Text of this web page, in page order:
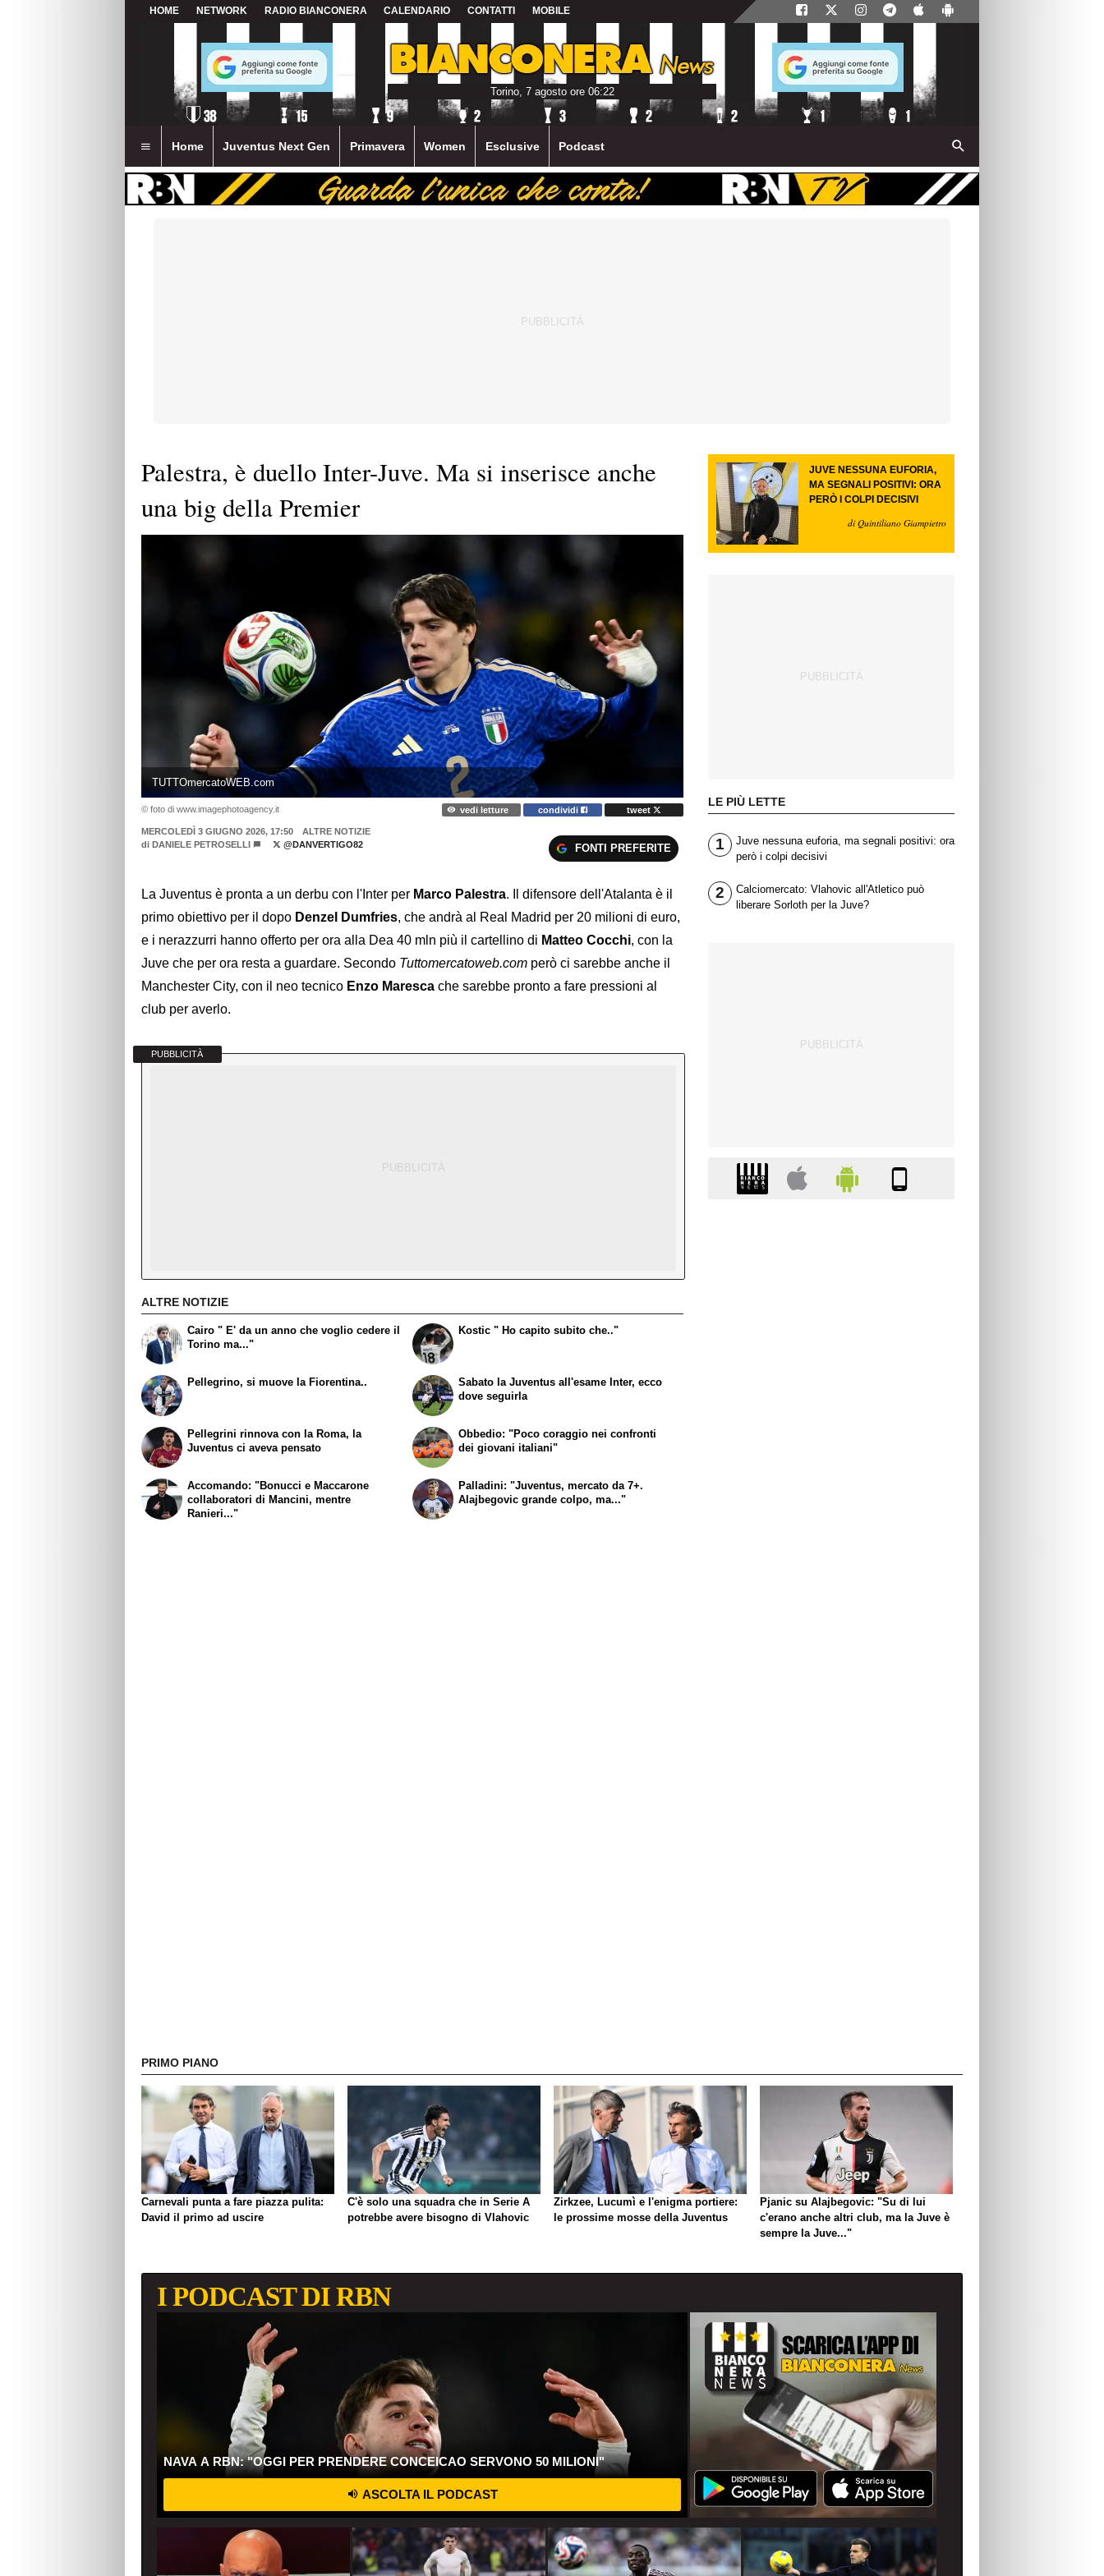
HOME NETWORK RADIO BIANCONERA CALENDARIO CONTATTI MOBILE
Torino, 7 agosto ore 06:22
Home Juventus Next Gen Primavera Women Esclusive Podcast
Palestra, è duello Inter-Juve. Ma si inserisce anche
una big della Premier
TUTTOmercatoWEB.com
© foto di www.imagephotoagency.it vedi letture condividi tweet
MERCOLEDÌ 3 GIUGNO 2026, 17:50
ALTRE NOTIZIE
di DANIELE PETROSELLI @DANVERTIGO82 FONTI PREFERITE
La Juventus è pronta a un derbu con l'Inter per Marco Palestra. Il difensore dell'Atalanta è il
primo obiettivo per il dopo Denzel Dumfries, che andrà al Real Madrid per 20 milioni di euro,
e i nerazzurri hanno offerto per ora alla Dea 40 mln più il cartellino di Matteo Cocchi, con la
Juve che per ora resta a guardare. Secondo Tuttomercatoweb.com però ci sarebbe anche il
Manchester City, con il neo tecnico Enzo Maresca che sarebbe pronto a fare pressioni al
club per averlo.
PUBBLICITÀ
ALTRE NOTIZIE
Cairo " E' da un anno che voglio cedere il
Torino ma..."
Pellegrino, si muove la Fiorentina..
Kostic " Ho capito subito che.."
Sabato la Juventus all'esame Inter, ecco
dove seguirla
Pellegrini rinnova con la Roma, la
Juventus ci aveva pensato
Accomando: "Bonucci e Maccarone
collaboratori di Mancini, mentre
Ranieri..."
Obbedio: "Poco coraggio nei confronti
dei giovani italiani"
Palladini: "Juventus, mercato da 7+.
Alajbegovic grande colpo, ma..."
JUVE NESSUNA EUFORIA,
MA SEGNALI POSITIVI: ORA
PERÒ I COLPI DECISIVI
di Quintiliano Giampietro
LE PIÙ LETTE
1
Juve nessuna euforia, ma segnali positivi: ora
però i colpi decisivi
2
Calciomercato: Vlahovic all'Atletico può
liberare Sorloth per la Juve?
PRIMO PIANO
Carnevali punta a fare piazza pulita:
David il primo ad uscire
C'è solo una squadra che in Serie A
potrebbe avere bisogno di Vlahovic
Zirkzee, Lucumì e l'enigma portiere:
le prossime mosse della Juventus
Pjanic su Alajbegovic: "Su di lui
c'erano anche altri club, ma la Juve è
sempre la Juve..."
I PODCAST DI RBN
NAVA A RBN: "OGGI PER PRENDERE CONCEICAO SERVONO 50 MILIONI"
ASCOLTA IL PODCAST